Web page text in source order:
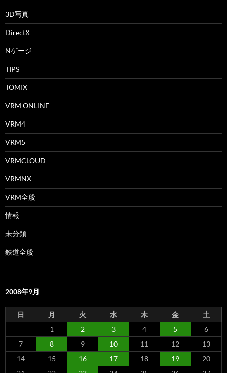
3D写真
DirectX
Nゲージ
TIPS
TOMIX
VRM ONLINE
VRM4
VRM5
VRMCLOUD
VRMNX
VRM全般
情報
未分類
鉄道全般
2008年9月
日 月 火 水 木 金
土
1
2 3 4 5
6
7
8 9 10 11 12
13
14
15 16 17 18 19
20